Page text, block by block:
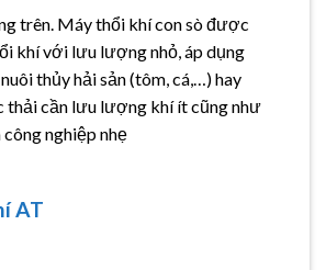
trên. Máy thổi khí con sò được
khí với lưu lượng nhỏ, áp dụng
thủy hải sản (tôm, cá,…) hay
cần lưu lượng khí ít cũng như
nghiệp nhẹ
AT